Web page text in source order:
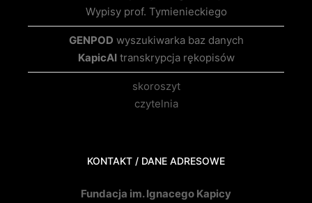
Wypisy prof. Tymienieckiego
GENPOD wyszukiwarka baz danych
KapicAItranskrypcja rękopisów
skoroszyt
czytelnia
KONTAKT / DANE ADRESOWE
Fundacja im. Ignacego Kapicy